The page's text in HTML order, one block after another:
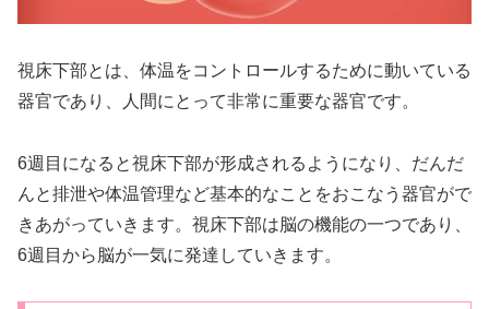
視床下部とは、体温をコントロールするために動いている
器官であり、人間にとって非常に重要な器官です。
6週目になると視床下部が形成されるようになり、だんだ
んと排泄や体温管理など基本的なことをおこなう器官がで
きあがっていきます。視床下部は脳の機能の一つであり、
6週目から脳が一気に発達していきます。